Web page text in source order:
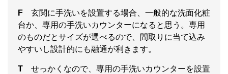
F 玄関に手洗いを設置する場合、一般的な洗面化粧
台か、専用の手洗いカウンターになると思う。専用
のものだとサイズが選べるので、間取りに当て込み
やすいし設計的にも融通が利きます。
T せっかくなので、専用の手洗いカウンターを設置